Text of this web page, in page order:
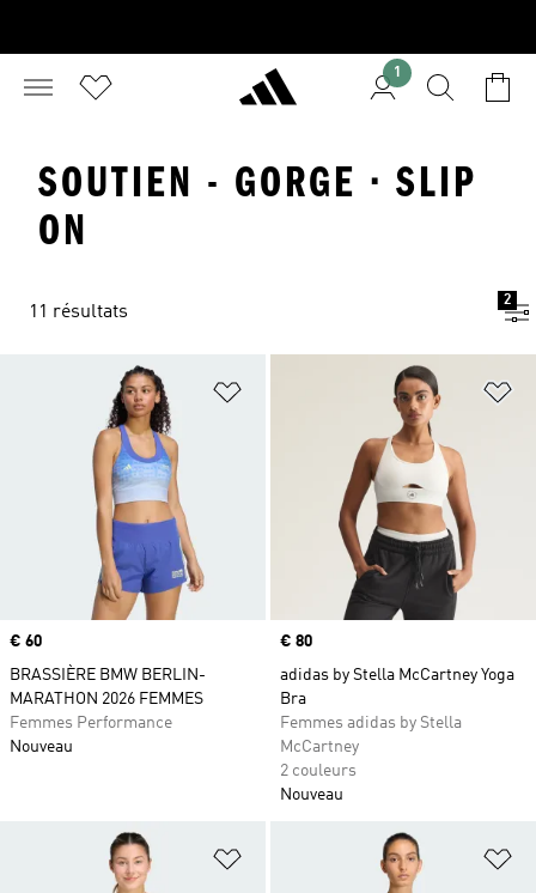
1
SOUTIEN - GORGE · SLIP
ON
11 résultats
2
Ajouter à la Liste de produits
Prix
€ 60
BRASSIÈRE BMW BERLIN-
MARATHON 2026 FEMMES
Femmes Performance
Nouveau
Prix
€ 80
adidas by Stella McCartney Yoga
Bra
Femmes adidas by Stella
McCartney
2 couleurs
Nouveau
Ajouter à la Liste de produits